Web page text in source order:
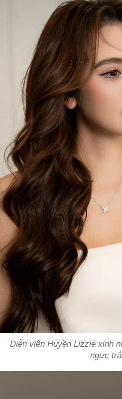
Diễn viên Huyền Lizzie xinh
ngực